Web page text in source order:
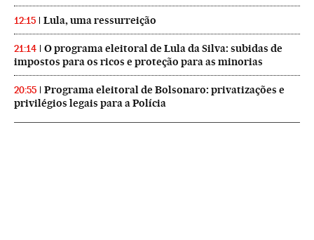
12:15 Lula, uma ressurreição
21:14
O programa eleitoral de Lula da Silva: subidas de
impostos para os ricos e proteção para as minorias
20:55
Programa eleitoral de Bolsonaro: privatizações e
privilégios legais para a Polícia